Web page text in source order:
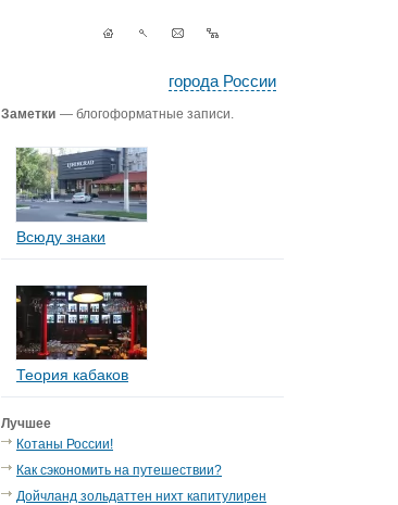
города России
Заметки — блогоформатные записи.
Всюду знаки
Теория кабаков
Лучшее
Котаны России!
Как сэкономить на путешествии?
Дойчланд зольдаттен нихт капитулирен